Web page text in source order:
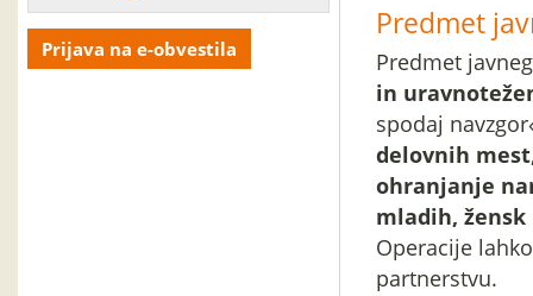
Prijava na e-obvestila
Predmet
Predmet
in
spodaj
delovnih mest
ohranjanje
mladih,
Operacije
partnerstvu.